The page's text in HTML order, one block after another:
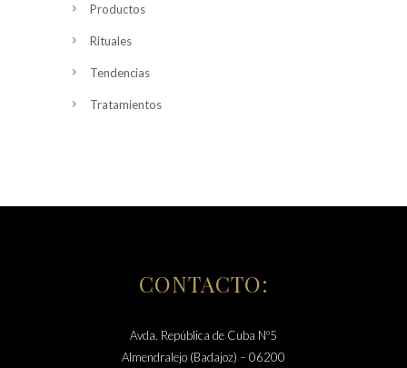
Productos
Rituales
Tendencias
Tratamientos
CONTACTO:
Avda. República de Cuba Nº5
Almendralejo (Badajoz) – 06200